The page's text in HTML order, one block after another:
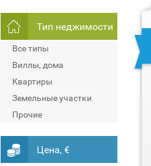
Тип неджимости
Все типы
Виллы, дома
Квартиры
Земельные участки
Прочие
Цена, €